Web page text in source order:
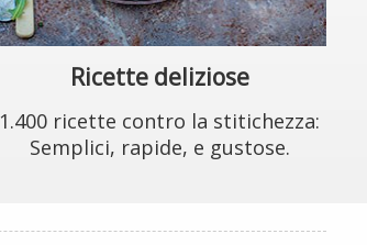
Ricette deliziose
1.400 ricette contro la stitichezza:
Semplici, rapide, e gustose.